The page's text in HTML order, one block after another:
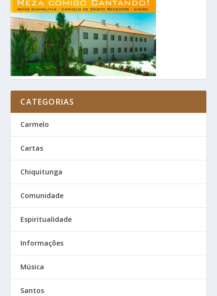
CATEGORIAS
Carmelo
Cartas
Chiquitunga
Comunidade
Espiritualidade
Informações
Música
Santos